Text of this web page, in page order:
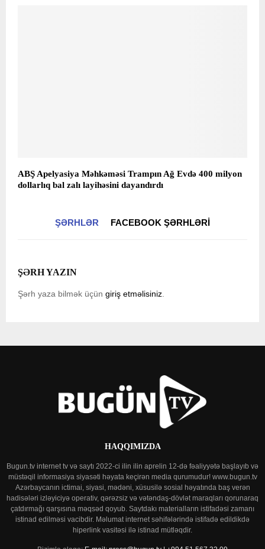
ABŞ Apelyasiya Məhkəməsi Trampın Ağ Evdə 400 milyon
dollarlıq bal zalı layihəsini dayandırdı
ŞƏRHLƏR FACEBOOK ŞƏRHLƏRI
ŞƏRH YAZIN
Şərh yaza bilmək üçün giriş etməlisiniz.
HAQQIMIZDA
Bugun.tv internet tv və saytı 2022-ci ilin ilin aprelin 12-də fəaliyyətə başlayıb və
müstəqil informasiya siyasəti həyata keçirən media qurumudur! www.bugun.tv
Azərbaycanın ictimai, siyasi, mədəni, xüsusilə sosial həyatında baş verən
hadisələri izləyiciyə operativ, qərəzsiz və vətəndaş-dövlət maraqları qorunaraq
çatdırmağı qarşısına məqsəd qoyub. Saytdakı materialların istifadəsi zamanı
istinad edilməsi vacibdir. Məlumat internet səhifələrində istifadə edildikdə
hiperlink vasitəsi ilə istinad mütləqdir.